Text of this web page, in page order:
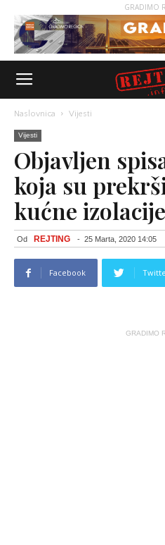
GRADIMO
Naslovnica Vijesti
Vijesti
Objavljen
koja su
kućne
Od REJTING - 25 Marta, 2020 14:05
Facebook
GRADIMO